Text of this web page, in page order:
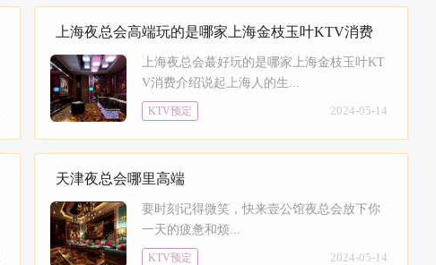
上海夜总会高端玩的是哪家上海金枝玉叶KTV消费
上海夜总会蕞好玩的是哪家上海金枝玉叶KT
V消费介绍说起上海人的生...
KTV预定 2024-05-14
天津夜总会哪里高端
要时刻记得微笑，快来壹公馆夜总会放下你
一天的疲惫和烦...
KTV预定 2024-05-14